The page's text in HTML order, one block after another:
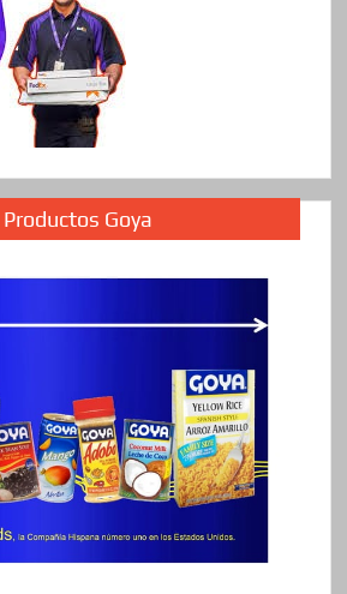
Productos Goya